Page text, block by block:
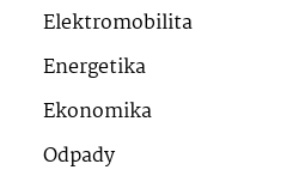
Elektromobilita
Energetika
Ekonomika
Odpady